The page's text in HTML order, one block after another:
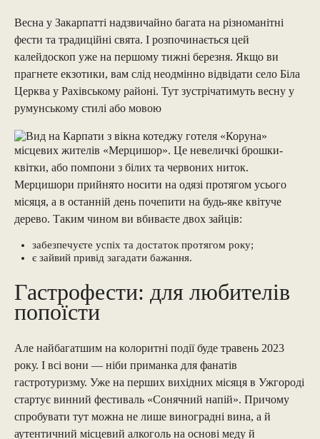
Весна у Закарпатті надзвичайно багата на різноманітні
фести та традиційні свята. І розпочинається цей
калейдоскоп уже на першому тижні березня. Якщо ви
прагнете екзотики, вам слід неодмінно відвідати село Біла
Церква у Рахівському районі. Тут зустрічатимуть весну у
румунському стилі або мовою
місцевих жителів «Мерцишор». Це невеличкі брошки-
квітки, або помпони з білих та червоних ниток.
Мерцишори прийнято носити на одязі протягом усього
місяця, а в останній день почепити на будь-яке квітуче
дерево. Таким чином ви вбиваєте двох зайців:
забезпечуєте успіх та достаток протягом року;
є зайвий привід загадати бажання.
Гастрофести: для любителів
попоїсти
Але найбагатшим на колоритні події буде травень 2023
року. І всі вони — ніби приманка для фанатів
гастротуризму. Уже на перших вихідних місяця в Ужгороді
стартує винний фестиваль «Сонячний напій». Причому
спробувати тут можна не лише виноградні вина, а й
аутентичний місцевий алкоголь на основі меду й